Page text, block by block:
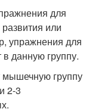
для
или
упражнения для
данную группу.
мышечную группу
2-3